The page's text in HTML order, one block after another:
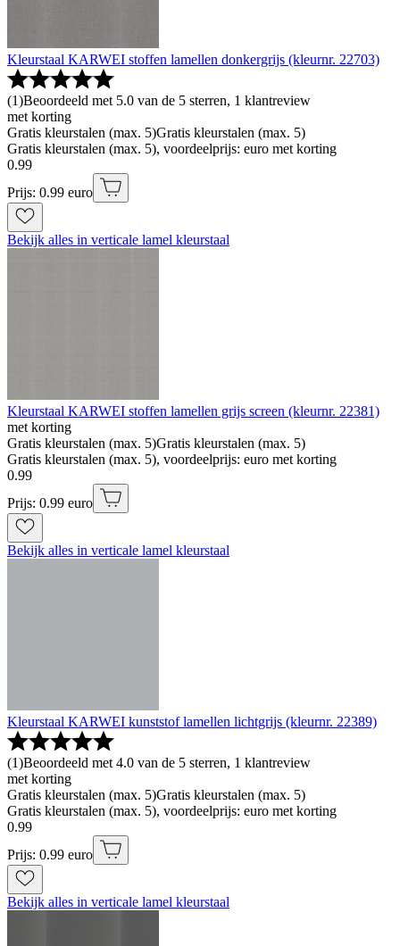
Kleurstaal KARWEI stoffen lamellen donkergrijs (kleurnr. 22703)
(1)Beoordeeld met 5.0 van de 5 sterren, 1 klantreview
met korting
Gratis kleurstalen (max. 5)Gratis kleurstalen (max. 5)
Gratis kleurstalen (max. 5), voordeelprijs: euro met korting
0.99
Prijs: 0.99 euro
Bekijk alles in verticale lamel kleurstaal
Kleurstaal KARWEI stoffen lamellen grijs screen (kleurnr. 22381)
met korting
Gratis kleurstalen (max. 5)Gratis kleurstalen (max. 5)
Gratis kleurstalen (max. 5), voordeelprijs: euro met korting
0.99
Prijs: 0.99 euro
Bekijk alles in verticale lamel kleurstaal
Kleurstaal KARWEI kunststof lamellen lichtgrijs (kleurnr. 22389)
(1)Beoordeeld met 4.0 van de 5 sterren, 1 klantreview
met korting
Gratis kleurstalen (max. 5)Gratis kleurstalen (max. 5)
Gratis kleurstalen (max. 5), voordeelprijs: euro met korting
0.99
Prijs: 0.99 euro
Bekijk alles in verticale lamel kleurstaal